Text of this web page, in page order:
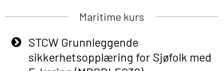
Basic Safety Training (English) – with
Basic Safety Training – Refresher
Course (English) with E-learning
Maritime kurs
STCW Grunnleggende
sikkerhetsopplæring for Sjøfolk med